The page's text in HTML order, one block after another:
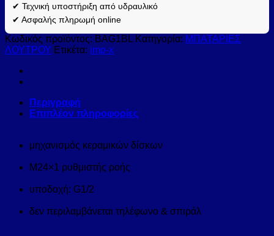
✔ Τεχνική υποστήριξη από υδραυλικό
✔ Ασφαλής πληρωμή online
Κωδικός προϊόντος: BAG1BL Κατηγορία: ΜΠΑΤΑΡΙΕΣ
ΛΟΥΤΡΟΥ Ετικέτα: imp-x
Περιγραφή
Επιπλέον πληροφορίες
μηχανισμός κεραμικών δίσκων
M24×1 ρυθμιστής ροής
υποδοχή: G1/2
δεν περιλαμβάνεται τηλέφωνο & σπιράλ